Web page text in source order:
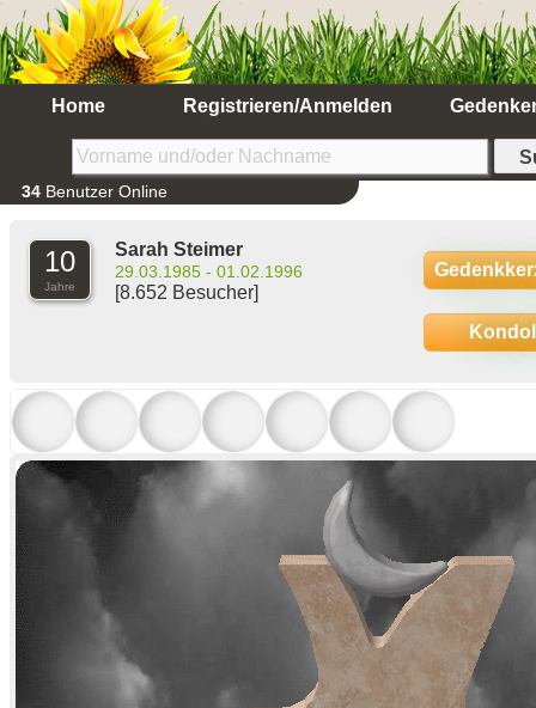
Home Registrieren/Anmelden
34 Benutzer Online
10
Jahre
Sarah Steimer
29.03.1985 - 01.02.1996
[8.652 Besucher]